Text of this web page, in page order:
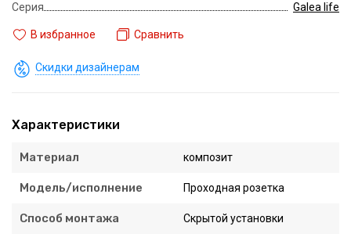
Серия
Galea life
В избранное Сравнить
Скидки дизайнерам
Характеристики
Материал композит
Модель/исполнение Проходная розетка
Способ монтажа Скрытой установки